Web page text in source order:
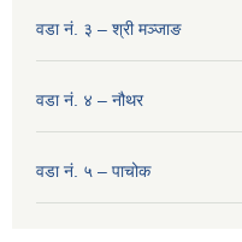
वडा नं. ३ – श्री मञ्‍जाङ
वडा नं. ४ – नौथर
वडा नं. ५ – पाचोक